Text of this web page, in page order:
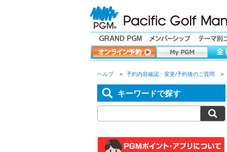
ヘルプ > 予約内容確認・変更/予約後のご質問 >
キーワードで探す